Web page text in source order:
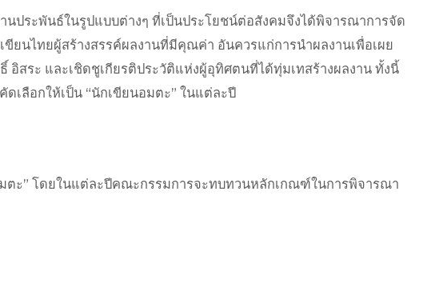
ประพันธ์ในรูปแบบต่างๆ ที่เป็นประโยชน์ต่อสังคมจึงได้พิจารณาการจัด
ขียนไทยผู้สร้างสรรค์ผลงานที่มีคุณค่า อันควรแก่การนำผลงานเพื่อเผย
สระ และเชิดชูเกียรติประวัติแห่งผู้อุทิศตนที่ได้ทุ่มเทสร้างผลงาน ทั้งนี้
เลือกให้เป็น “นักเขียนอมตะ” ในแต่ละปี
ะ” โดยในแต่ละปีคณะกรรมการจะทบทวนหลักเกณฑ์ในการพิจารณา